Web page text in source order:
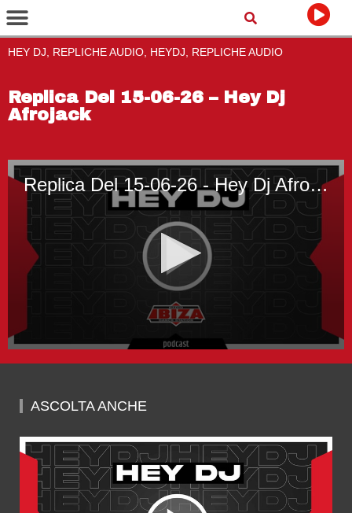
HEY DJ, REPLICHE AUDIO, HEYDJ, REPLICHE AUDIO
Replica Del 15-06-26 – Hey Dj
Afrojack
Replica Del 15-06-26 - Hey Dj Afrojack
seconds
minutes,
45
ASCOLTA ANCHE